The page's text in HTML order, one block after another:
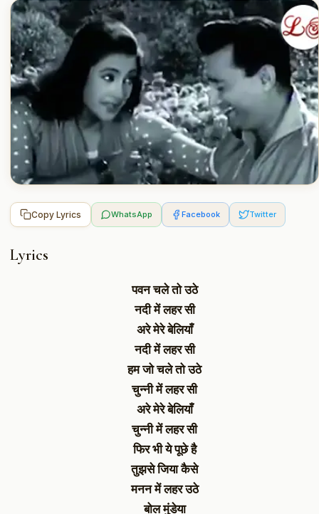
Copy Lyrics WhatsApp Facebook Twitter
Lyrics
पवन चले तो उठे
नदी में लहर सी
अरे मेरे बेलियाँ
नदी में लहर सी
हम जो चले तो उठे
चुन्नी में लहर सी
अरे मेरे बेलियाँ
चुन्नी में लहर सी
फिर भी ये पूछे है
तुझसे जिया कैसे
मनन में लहर उठे
बोल मुंडेया